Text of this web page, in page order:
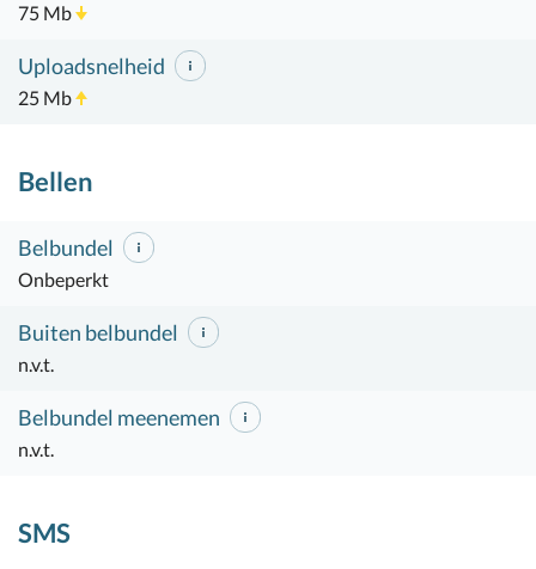
75 Mb
Uploadsnelheid
25 Mb
Bellen
Belbundel
Onbeperkt
Buiten belbundel
n.v.t.
Belbundel meenemen
n.v.t.
SMS